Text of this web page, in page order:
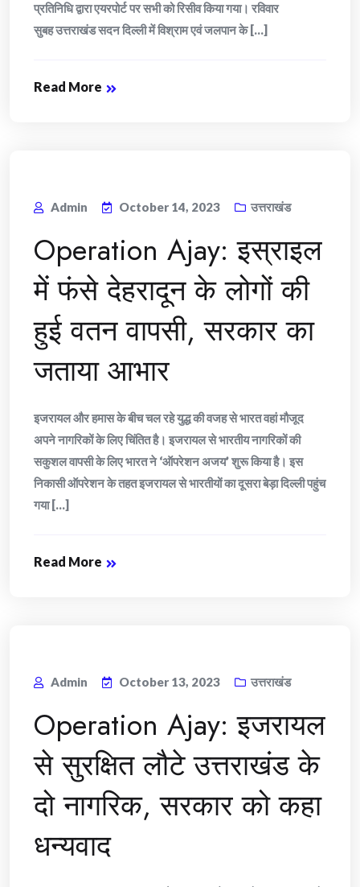
प्रतिनिधि द्वारा एयरपोर्ट पर सभी को रिसीव किया गया। रविवार
सुबह उत्तराखंड सदन दिल्ली में विश्राम एवं जलपान के [...]
Read More
Admin October 14, 2023 उत्तराखंड
Operation Ajay: इस्राइल
में फंसे देहरादून के लोगों की
हुई वतन वापसी, सरकार का
जताया आभार
इजरायल और हमास के बीच चल रहे युद्ध की वजह से भारत वहां मौजूद
अपने नागरिकों के लिए चिंतित है। इजरायल से भारतीय नागरिकों की
सकुशल वापसी के लिए भारत ने ‘ऑपरेशन अजय’ शुरू किया है। इस
निकासी ऑपरेशन के तहत इजरायल से भारतीयों का दूसरा बेड़ा दिल्ली पहुंच
गया [...]
Read More
Admin October 13, 2023 उत्तराखंड
Operation Ajay: इजरायल
से सुरक्षित लौटे उत्तराखंड के
दो नागरिक, सरकार को कहा
धन्यवाद